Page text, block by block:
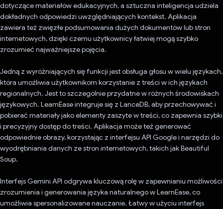
dotyczące materiałów edukacyjnych, a sztuczna inteligencja udziela
dokładnych odpowiedzi uwzględniających kontekst. Aplikacja
zawiera też zwięzłe podsumowania dużych dokumentów lub stron
internetowych, dzięki czemu użytkownicy łatwiej mogą szybko
zrozumieć najważniejsze pojęcia.
Jedną z wyróżniających się funkcji jest obsługa głosu w wielu językach,
która umożliwia użytkownikom korzystanie z treści w ich językach
regionalnych. Jest to szczególnie przydatne w różnych środowiskach
językowych. LearnEase integruje się z LanceDB, aby przechowywać i
pobierać materiały jako elementy zaszyte w treści, co zapewnia szybki
i precyzyjny dostęp do treści. Aplikacja może też generować
odpowiednie obrazy, korzystając z interfejsu API Google i narzędzi do
wyodrębniania danych ze stron internetowych, takich jak Beautiful
Soup.
Interfejs Gemini API odgrywa kluczową rolę w zapewnianiu możliwości
zrozumienia i generowania języka naturalnego w LearnEase, co
umożliwia spersonalizowane nauczanie. Łatwy w użyciu interfejs